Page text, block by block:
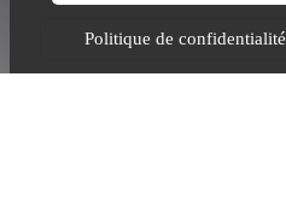
Politique de confidentialité